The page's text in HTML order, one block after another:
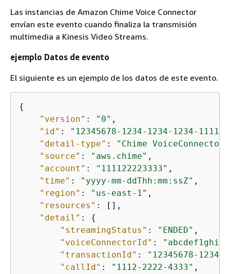
Las instancias de Amazon Chime Voice Connector
envían este evento cuando finaliza la transmisión
multimedia a Kinesis Video Streams.
ejemplo Datos de evento
El siguiente es un ejemplo de los datos de este evento.
{
"version" : "0" ,
"id" :
"12345678-1234-1234-1234-
"detail-type" :
"Chime
"source" : "aws.chime" ,
"account" : "111122223333" ,
"time" : "yyyy-mm-ddThh:mm:ssZ" ,
"region" : "us-east-1" ,
"resources" : [],
"detail" : {
"streamingStatus" : "ENDED" ,
"voiceConnectorId" :
"transactionId" :
"12345678-1234-
"callId" : "1112-2222-4333" ,